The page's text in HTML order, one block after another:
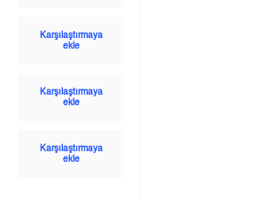
Karşılaştırmaya
ekle
Karşılaştırmaya
ekle
Karşılaştırmaya
ekle